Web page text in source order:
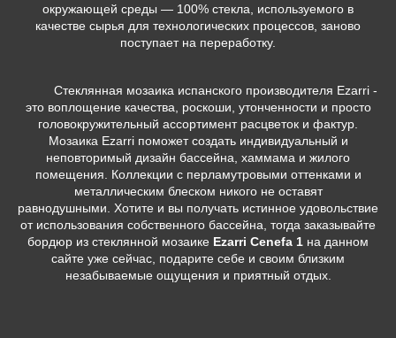
окружающей среды — 100% стекла, используемого в
качестве сырья для технологических процессов, заново
поступает на переработку.
Стеклянная мозаика испанского производителя Ezarri -
это воплощение качества, роскоши, утонченности и просто
головокружительный ассортимент расцветок и фактур.
Мозаика Ezarri поможет создать индивидуальный и
неповторимый дизайн бассейна, хаммама и жилого
помещения. Коллекции с перламутровыми оттенками и
металлическим блеском никого не оставят
равнодушными. Хотите и вы получать истинное удовольствие
от использования собственного бассейна, тогда заказывайте
бордюр из стеклянной мозаике Ezarri Cenefa 1 на данном
сайте уже сейчас, подарите себе и своим близким
незабываемые ощущения и приятный отдых.